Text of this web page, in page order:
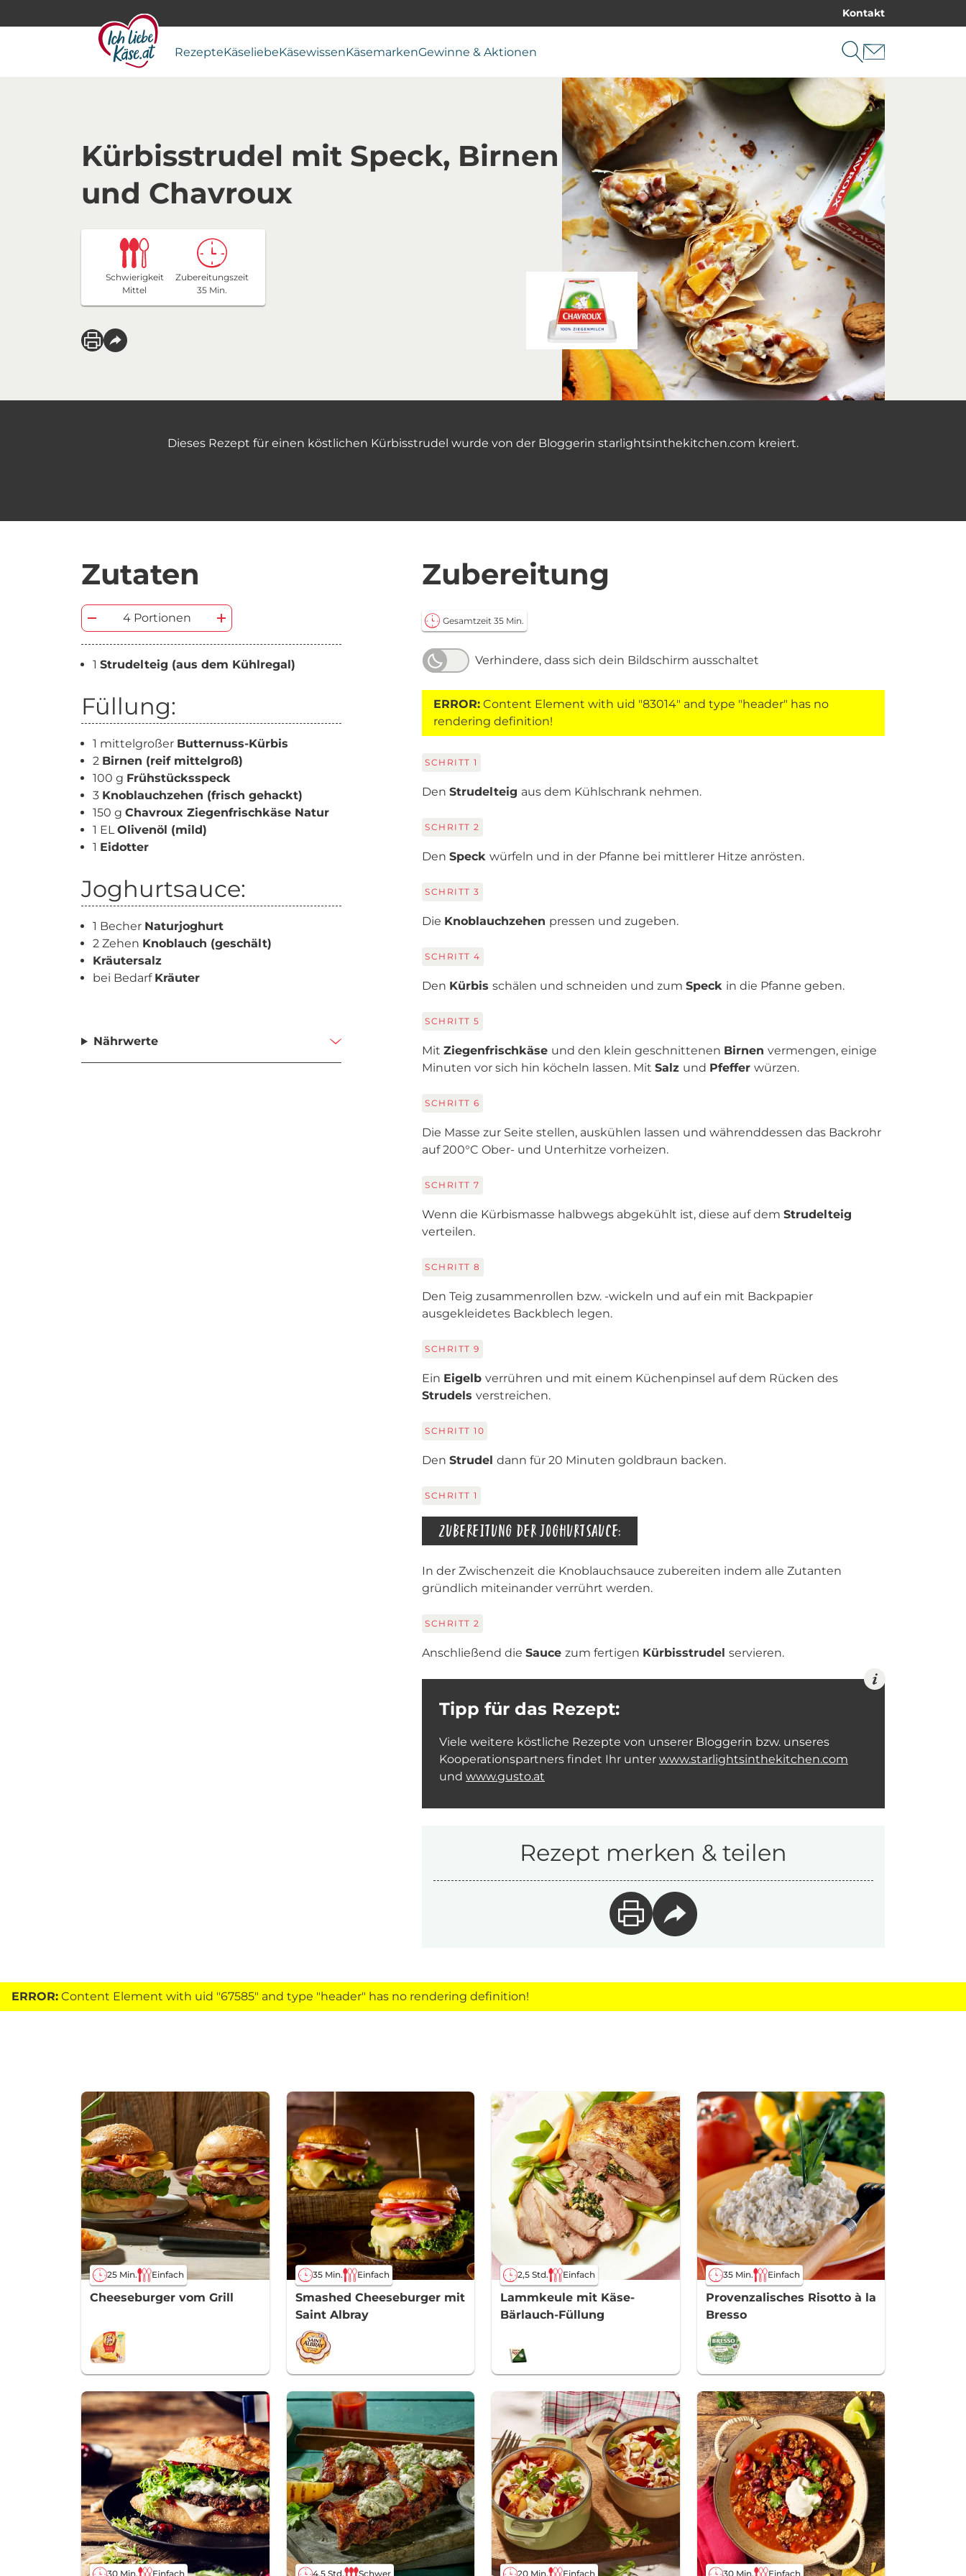
Kontakt
RezepteKäseliebeKäsewissenKäsemarkenGewinne & Aktionen
Kürbisstrudel mit Speck, Birnen
und Chavroux
Schwierigkeit
Mittel
Zubereitungszeit
35 Min.
Dieses Rezept für einen köstlichen Kürbisstrudel wurde von der Bloggerin starlightsinthekitchen.com kreiert.
Zutaten
4 Portionen
1 Strudelteig (aus dem Kühlregal)
Füllung:
1 mittelgroßer Butternuss-Kürbis
2 Birnen (reif mittelgroß)
100 g Frühstücksspeck
3 Knoblauchzehen (frisch gehackt)
150 g Chavroux Ziegenfrischkäse Natur
1 ELOlivenöl (mild)
1 Eidotter
Joghurtsauce:
1 Becher Naturjoghurt
2 Zehen Knoblauch (geschält)
Kräutersalz
bei Bedarf Kräuter
Nährwerte
Zubereitung
Gesamtzeit 35 Min.
Verhindere, dass sich dein Bildschirm ausschaltet
ERROR: Content Element with uid "83014" and type "header" has no
rendering definition!
SCHRITT 1
Den Strudelteig aus dem Kühlschrank nehmen.
SCHRITT 2
Den Speck würfeln und in der Pfanne bei mittlerer Hitze anrösten.
SCHRITT 3
Die Knoblauchzehen pressen und zugeben.
SCHRITT 4
Den Kürbis schälen und schneiden und zum Speck in die Pfanne geben.
SCHRITT 5
Mit Ziegenfrischkäse und den klein geschnittenen Birnen vermengen, einige
Minuten vor sich hin köcheln lassen. Mit Salz und Pfeffer würzen.
SCHRITT 6
Die Masse zur Seite stellen, auskühlen lassen und währenddessen das Backrohr
auf 200°C Ober- und Unterhitze vorheizen.
SCHRITT 7
Wenn die Kürbismasse halbwegs abgekühlt ist, diese auf dem Strudelteig
verteilen.
SCHRITT 8
Den Teig zusammenrollen bzw. -wickeln und auf ein mit Backpapier
ausgekleidetes Backblech legen.
SCHRITT 9
Ein Eigelb verrühren und mit einem Küchenpinsel auf dem Rücken des
Strudels verstreichen.
SCHRITT 10
Den Strudel dann für 20 Minuten goldbraun backen.
SCHRITT 1
ZUBEREITUNG DER JOGHURTSAUCE:
In der Zwischenzeit die Knoblauchsauce zubereiten indem alle Zutanten
gründlich miteinander verrührt werden.
SCHRITT 2
Anschließend die Sauce zum fertigen Kürbisstrudel servieren.
Tipp für das Rezept:
Viele weitere köstliche Rezepte von unserer Bloggerin bzw. unseres
Kooperationspartners findet Ihr unter www.starlightsinthekitchen.com
und www.gusto.at
Rezept merken & teilen
ERROR: Content Element with uid "67585" and type "header" has no rendering definition!
25 Min. Einfach
Cheeseburger vom Grill
35 Min. Einfach
Smashed Cheeseburger mit
Saint Albray
2,5 Std. Einfach
Lammkeule mit Käse-
Bärlauch-Füllung
35 Min. Einfach
Provenzalisches Risotto à la
Bresso
30 Min. Einfach 4,5 Std. Schwer 20 Min. Einfach 30 Min. Einfach